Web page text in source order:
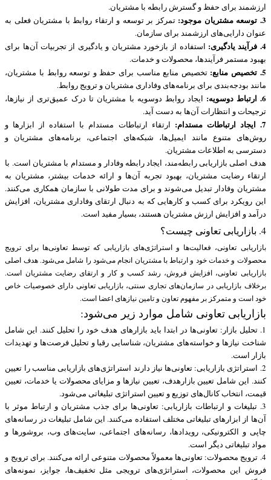
ارزشمند برای حفظ و گسترش رابطه با مشتریان.
3. توسعه مشتریان موجود:
تمرکز بر توسعه و ارتقاء روابط با مشتریان فعلی به
عنوان دارایی‌های ارزشمند برای سازمان.
4. فرآیند یادگیری:
استفاده از بازخورد مشتریان و یادگیری از تجربیات آن‌ها برای
بهبود مستمر فرآیندها، محصولات و خدمات.
5. تخصیص منابع:
تخصیص منابع مناسب برای حفظ و توسعه روابط با مشتریان،
مانند بودجه‌بندی برای برنامه‌های وفاداری مشتریان و ترویج روابط.
6. ارتباط دوسویه:
ایجاد روابط دوسویه با مشتریان تا درک عمیق‌تری از نیازها،
ترجیحات و انتظارات آن‌ها به دست آید.
7. ایجاد ارتباطات مستدام:
ارتقاء ارتباطات مستدام با استفاده از ابزارها و
روش‌های متنوع مانند ایمیل‌ها، شبکه‌های اجتماعی، برنامه‌های مشتریان و
دسترسی به اطلاعات مشتریان.
هدف اصلی بازاریابی رابطه‌مند، ایجاد رابطه وفادار و مستدام با مشتریان است. با
ارتقاء رضایت مشتریان، بهبود تجربه آن‌ها و ارائه خدمات بیشتر، مشتریان به
مشتریان وفادار تبدیل می‌شوند و برای مدت طولانی با سازمان همکاری می‌کنند.
این رویکرد برای کسب و کارهایی که به دنبال ارتقای وفاداری مشتریان، افزایش
درآمد و افزایش ارزش مشتریان هستند، بسیار مفید است.
4. بازاریابی تعاونی چیست؟
بازاریابی تعاونی، فعالیت‌ها و استراتژی‌های بازاریابی که توسط تعاونی‌ها برای ترویج
محصولات و خدمات خود و ارتباط با مشتریان انجام می‌شود را شامل می‌شود. هدف اصلی
بازاریابی تعاونی، افزایش فروش، رشد کسب و کار و ارتقای رضایت مشتریان است.
برخلاف بازاریابی در سازمان‌های تجاری سنتی، بازاریابی تعاونی دارای خصوصیات خاص
خود است و متمرکز بر مفهوم تعاون و تامین نیازهای اعضا است.
بازاریابی تعاونی شامل موارد زیر می‌شود:
1. تحلیل بازار: تعاونی‌ها در ابتدا باید بازارهای هدف خود را تحلیل کنند. این شامل
شناخت نیازها و خواسته‌های مشتریان، شناسایی رقبا و تحلیل فرصت‌ها و تهدیدات
بازار است.
2. استراتژی بازاریابی: تعاونی‌ها نیاز دارند استراتژی‌های بازاریابی مناسب را تعیین
کنند. این شامل تعیین بازارهدف، تعیین نیازها و مزایای محصولات یا خدمات، تعیین
قیمت، انتخاب کانال‌های توزیع و تعیین استراتژی تبلیغاتی می‌شود.
3. تبلیغات و ارتباطات بازاریابی: تعاونی‌ها برای جذب مشتریان و ارتباط موثر با
آن‌ها از ابزارهای تبلیغاتی مختلف استفاده می‌کنند. این شامل تبلیغات در رسانه‌های
چاپی و الکترونیکی، رویدادها، رسانه‌های اجتماعی، سایت‌های وب، بروشورها و
مواد تبلیغاتی دیگر است.
4. ترویج محصولات: تعاونی‌ها معمولاً محصولات متنوعی ارائه می‌کنند. برای ترویج و
فروش این محصولات، استراتژی‌های ترویجی مثل تخفیف‌ها، جوایز، نمونه‌های